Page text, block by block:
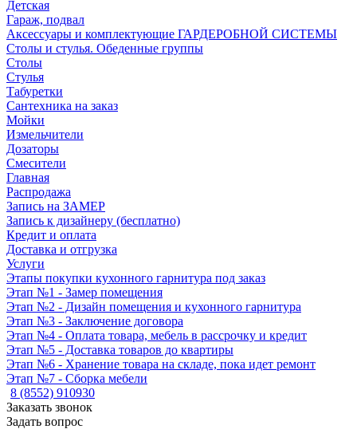
Детская
Гараж, подвал
Аксессуары и комплектующие ГАРДЕРОБНОЙ СИСТЕМЫ
Столы и стулья. Обеденные группы
Столы
Стулья
Табуретки
Сантехника на заказ
Мойки
Измельчители
Дозаторы
Смесители
Главная
Распродажа
Запись на ЗАМЕР
Запись к дизайнеру (бесплатно)
Кредит и оплата
Доставка и отгрузка
Услуги
Этапы покупки кухонного гарнитура под заказ
Этап №1 - Замер помещения
Этап №2 - Дизайн помещения и кухонного гарнитура
Этап №3 - Заключение договора
Этап №4 - Оплата товара, мебель в рассрочку и кредит
Этап №5 - Доставка товаров до квартиры
Этап №6 - Хранение товара на складе, пока идет ремонт
Этап №7 - Сборка мебели
8 (8552) 910930
Заказать звонок
Задать вопрос